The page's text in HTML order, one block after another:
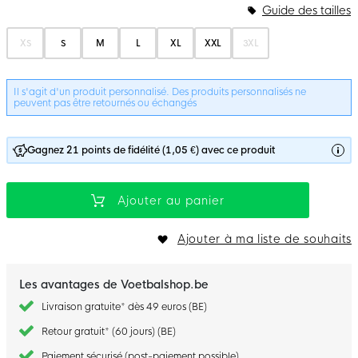
Guide des tailles
XS S M L XL XXL 3XL
Il s'agit d'un produit personnalisé. Des produits personnalisés ne
peuvent pas être retournés ou échangés
Gagnez 21 points de fidélité (1,05 €) avec ce produit
Ajouter au panier
Ajouter à ma liste de souhaits
Les avantages de Voetbalshop.be
Livraison gratuite* dès 49 euros (BE)
Retour gratuit* (60 jours) (BE)